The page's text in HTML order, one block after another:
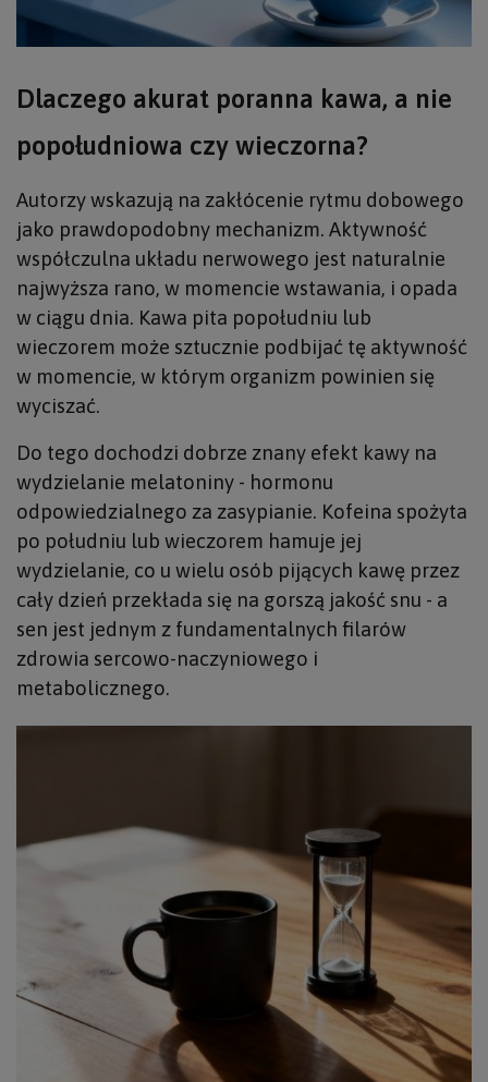
Dlaczego akurat poranna kawa, a nie
popołudniowa czy wieczorna?
Autorzy wskazują na zakłócenie rytmu dobowego
jako prawdopodobny mechanizm. Aktywność
współczulna układu nerwowego jest naturalnie
najwyższa rano, w momencie wstawania, i opada
w ciągu dnia. Kawa pita popołudniu lub
wieczorem może sztucznie podbijać tę aktywność
w momencie, w którym organizm powinien się
wyciszać.
Do tego dochodzi dobrze znany efekt kawy na
wydzielanie melatoniny - hormonu
odpowiedzialnego za zasypianie. Kofeina spożyta
po południu lub wieczorem hamuje jej
wydzielanie, co u wielu osób pijących kawę przez
cały dzień przekłada się na gorszą jakość snu - a
sen jest jednym z fundamentalnych filarów
zdrowia sercowo-naczyniowego i
metabolicznego.